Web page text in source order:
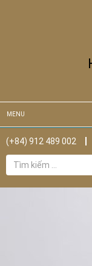
MENU
(+84) 912 489 002
Tìm
kiếm
cho: